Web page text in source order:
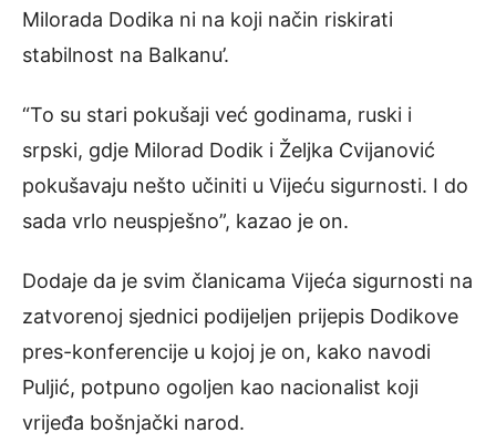
Milorada Dodika ni na koji način riskirati
stabilnost na Balkanu’.
“To su stari pokušaji već godinama, ruski i
srpski, gdje Milorad Dodik i Željka Cvijanović
pokušavaju nešto učiniti u Vijeću sigurnosti. I do
sada vrlo neuspješno”, kazao je on.
Dodaje da je svim članicama Vijeća sigurnosti na
zatvorenoj sjednici podijeljen prijepis Dodikove
pres-konferencije u kojoj je on, kako navodi
Puljić, potpuno ogoljen kao nacionalist koji
vrijeđa bošnjački narod.